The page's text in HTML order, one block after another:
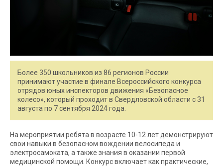
Более 350 школьников из 86 регионов России
принимают участие в финале Всероссийского конкурса
отрядов юных инспекторов движения «Безопасное
колесо», который проходит в Свердловской области с 31
августа по 7 сентября 2024 года.
На мероприятии ребята в возрасте 10-12 лет демонстрируют
свои навыки в безопасном вождении велосипеда и
электросамоката, а также знания в оказании первой
медицинской помощи. Конкурс включает как практические,